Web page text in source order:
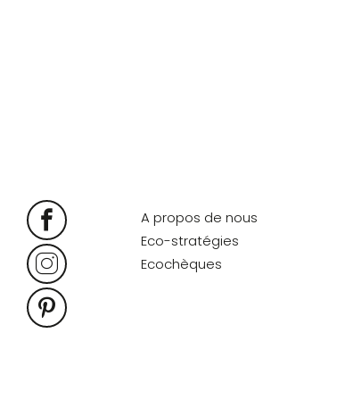
A propos de nous
Eco-stratégies
Ecochèques